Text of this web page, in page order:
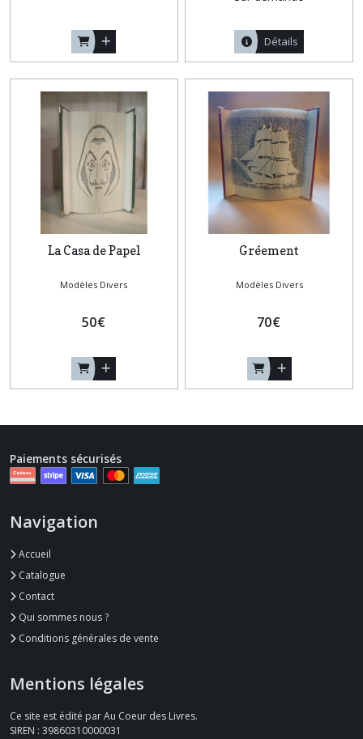
Détails
La Casa de Papel
Modèles Divers
50€
Gréement
Modèles Divers
70€
Paiements sécurisés
Navigation
Accueil
Catalogue
Contact
Qui sommes nous ?
Conditions générales de vente
Mentions légales
Ce site est édité par Au Coeur des Livres.
SIREN : 39860310000031